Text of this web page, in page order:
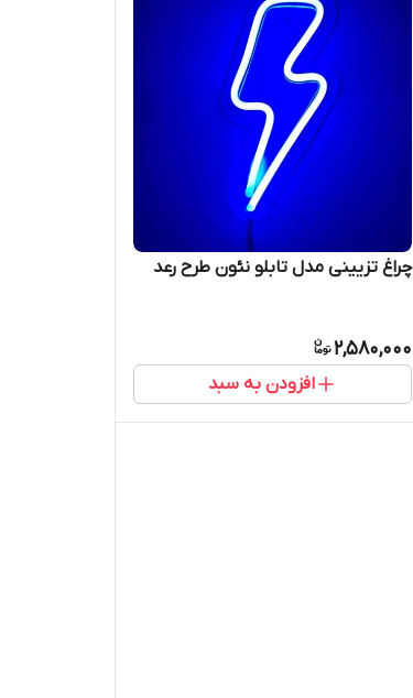
چراغ تزیینی مدل تابلو نئون طرح رعد
2,580,000
افزودن به سبد